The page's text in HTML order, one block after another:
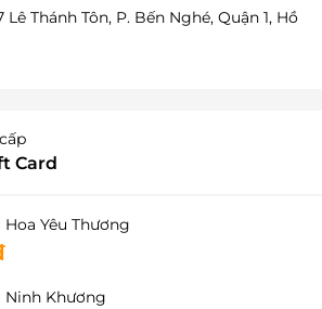
Lê Thánh Tôn, P. Bến Nghé, Quận 1, Hồ
Card
Yêu Thương
Ninh Khương